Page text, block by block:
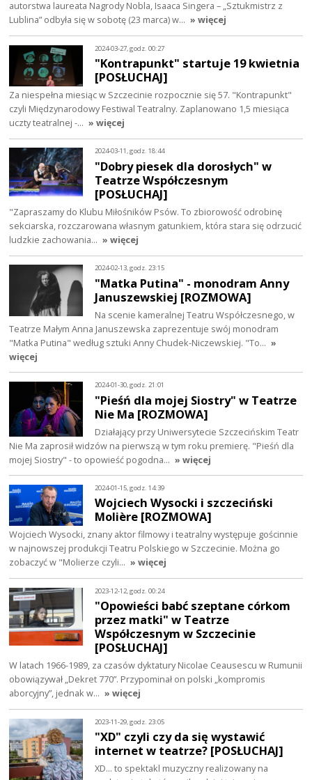
autorstwa laureata Nagrody Nobla, Isaaca Singera – „Sztukmistrz z
Lublina” odbyła się w sobotę (23 marca) w… » więcej
2024-03-27, godz. 00:27
"Kontrapunkt" startuje 19 kwietnia
[POSŁUCHAJ]
Za niespełna miesiąc w Szczecinie rozpocznie się 57. "Kontrapunkt"
czyli Międzynarodowy Festiwal Teatralny. Zaplanowano 1,5 miesiąca
uczty teatralnej -… » więcej
2024-03-11, godz. 18:44
"Dobry piesek dla dorosłych" w
Teatrze Współczesnym
[POSŁUCHAJ]
"Zapraszamy do Klubu Miłośników Psów. To zbiorowość odrobinę
sekciarska, rozczarowana własnym gatunkiem, która stara się odrzucić
ludzkie zachowania… » więcej
2024-02-13, godz. 23:15
"Matka Putina" - monodram Anny
Januszewskiej [ROZMOWA]
Na scenie kameralnej Teatru Współczesnego, w
Teatrze Małym Anna Januszewska zaprezentuje swój monodram
"Matka Putina" według sztuki Anny Chudek-Niczewskiej. "To… »
więcej
2024-01-30, godz. 21:01
"Pieśń dla mojej Siostry" w Teatrze
Nie Ma [ROZMOWA]
Działający przy Uniwersytecie Szczecińskim Teatr
Nie Ma zaprosił widzów na pierwszą w tym roku premierę. "Pieśń dla
mojej Siostry" - to opowieść pogodna… » więcej
2024-01-15, godz. 14:39
Wojciech Wysocki i szczeciński
Molière [ROZMOWA]
Wojciech Wysocki, znany aktor filmowy i teatralny występuje gościnnie
w najnowszej produkcji Teatru Polskiego w Szczecinie. Można go
zobaczyć w "Molierze czyli… » więcej
2023-12-12, godz. 00:24
"Opowieści babć szeptane córkom
przez matki" w Teatrze
Współczesnym w Szczecinie
[POSŁUCHAJ]
W latach 1966-1989, za czasów dyktatury Nicolae Ceausescu w Rumunii
obowiązywał „Dekret 770”. Przypominał on polski „kompromis
aborcyjny”, jednak w… » więcej
2023-11-29, godz. 23:05
"XD" czyli czy da się wystawić
internet w teatrze? [POSŁUCHAJ]
XD... to spektakl muzyczny realizowany na